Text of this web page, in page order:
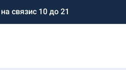
связис 10 до 21